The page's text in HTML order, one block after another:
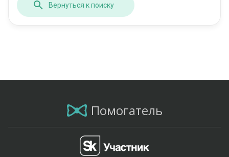
Вернуться к поиску
Помогатель